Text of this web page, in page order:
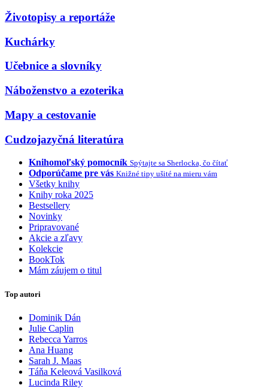
Životopisy a reportáže
Kuchárky
Učebnice a slovníky
Náboženstvo a ezoterika
Mapy a cestovanie
Cudzojazyčná literatúra
Knihomoľský pomocník Spýtajte sa Sherlocka, čo čítať
Odporúčame pre vás Knižné tipy ušité na mieru vám
Všetky knihy
Knihy roka 2025
Bestsellery
Novinky
Pripravované
Akcie a zľavy
Kolekcie
BookTok
Mám záujem o titul
Top autori
Dominik Dán
Julie Caplin
Rebecca Yarros
Ana Huang
Sarah J. Maas
Táňa Keleová Vasilková
Lucinda Riley